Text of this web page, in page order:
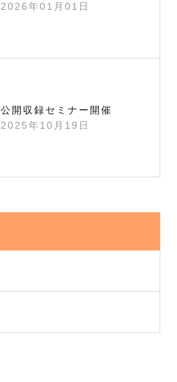
2026年01月01日
公開収録セミナー開催
2025年10月19日